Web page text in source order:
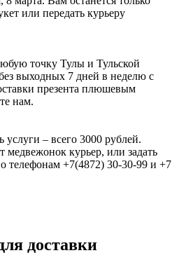
или передать курьеру
точку Тулы и Тульской
выходных 7 дней в неделю с
презента плюшевым
нам.
– всего 3000 рублей.
медвежонок курьер, или задать
телефонам +7(4872) 30-30-99 и +7
доставки